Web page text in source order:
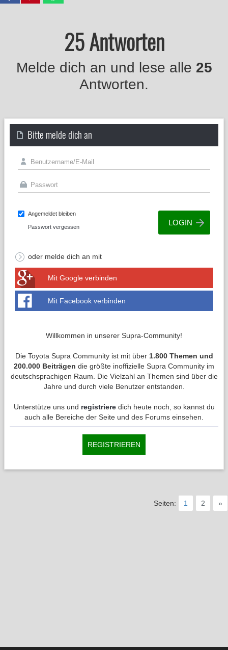
25 Antworten
Melde dich an und lese alle 25
Antworten.
Bitte melde dich an
Angemeldet bleiben
Passwort vergessen
oder melde dich an mit
Mit Google verbinden
Mit Facebook verbinden
Willkommen in unserer Supra-Community!
Die Toyota Supra Community ist mit über 1.800 Themen und
200.000 Beiträgen die größte inoffizielle Supra Community im
deutschsprachigen Raum. Die Vielzahl an Themen sind über die
Jahre und durch viele Benutzer entstanden.
Unterstütze uns und registrieredich heute noch, so kannst du
auch alle Bereiche der Seite und des Forums einsehen.
REGISTRIEREN
Seiten: 1 2 »